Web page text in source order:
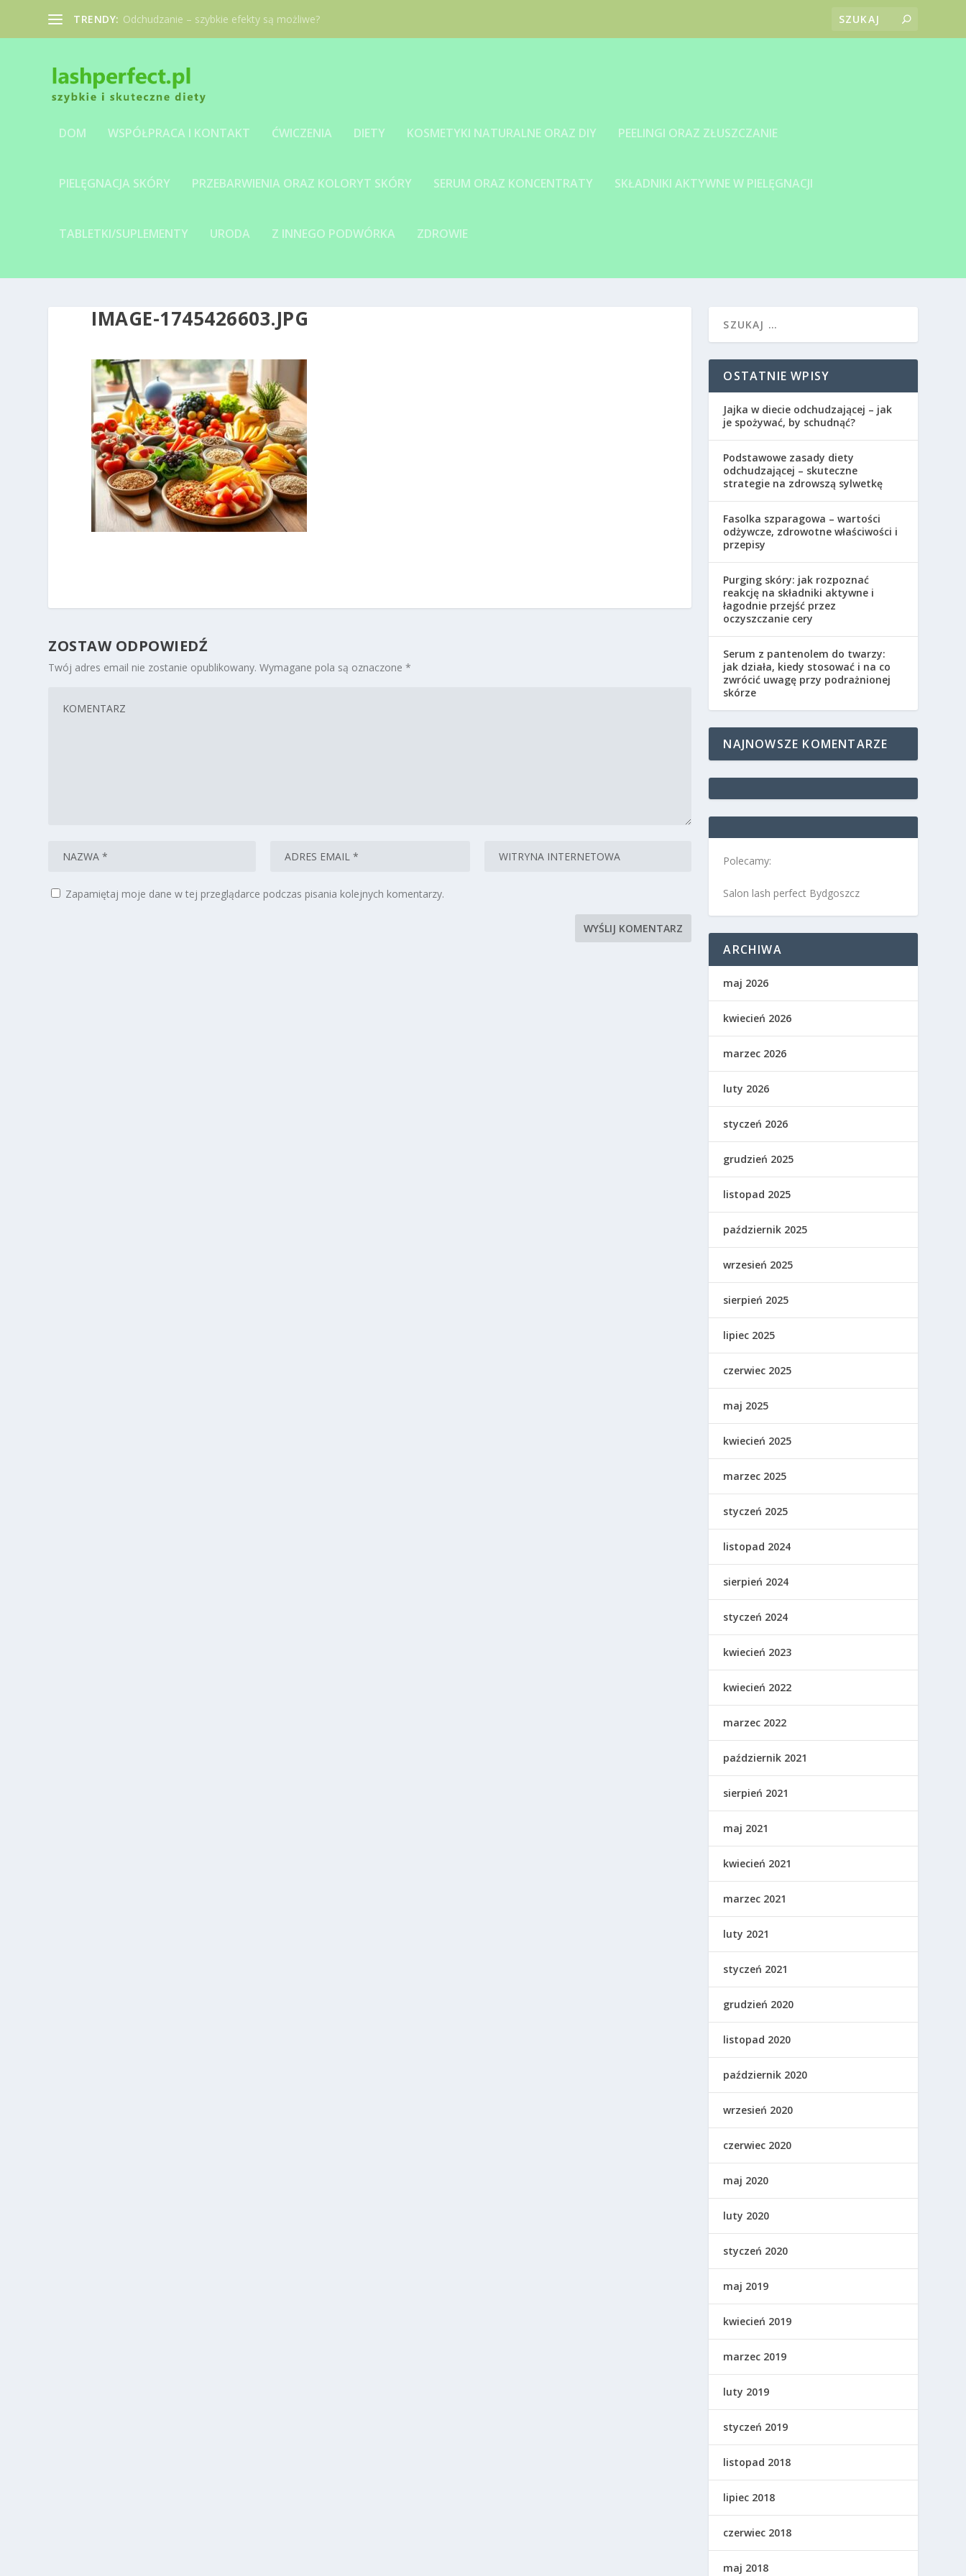
TRENDY: Odchudzanie – szybkie efekty są możliwe?
DOM WSPÓŁPRACA I KONTAKT ĆWICZENIA DIETY KOSMETYKI NATURALNE ORAZ DIY PEELINGI ORAZ ZŁUSZCZANIE
PIELĘGNACJA SKÓRY PRZEBARWIENIA ORAZ KOLORYT SKÓRY SERUM ORAZ KONCENTRATY SKŁADNIKI AKTYWNE W PIELĘGNACJI
TABLETKI/SUPLEMENTY URODA Z INNEGO PODWÓRKA ZDROWIE
IMAGE-1745426603.JPG
ZOSTAW ODPOWIEDŹ
Twój adres email nie zostanie opublikowany. Wymagane pola są oznaczone*
Zapamiętaj moje dane w tej przeglądarce podczas pisania kolejnych komentarzy.
OSTATNIE WPISY
Jajka w diecie odchudzającej – jak
je spożywać, by schudnąć?
Podstawowe zasady diety
odchudzającej – skuteczne
strategie na zdrowszą sylwetkę
Fasolka szparagowa – wartości
odżywcze, zdrowotne właściwości i
przepisy
Purging skóry: jak rozpoznać
reakcję na składniki aktywne i
łagodnie przejść przez
oczyszczanie cery
Serum z pantenolem do twarzy:
jak działa, kiedy stosować i na co
zwrócić uwagę przy podrażnionej
skórze
NAJNOWSZE KOMENTARZE
Polecamy:
Salon lash perfect Bydgoszcz
ARCHIWA
maj 2026
kwiecień 2026
marzec 2026
luty 2026
styczeń 2026
grudzień 2025
listopad 2025
październik 2025
wrzesień 2025
sierpień 2025
lipiec 2025
czerwiec 2025
maj 2025
kwiecień 2025
marzec 2025
styczeń 2025
listopad 2024
sierpień 2024
styczeń 2024
kwiecień 2023
kwiecień 2022
marzec 2022
październik 2021
sierpień 2021
maj 2021
kwiecień 2021
marzec 2021
luty 2021
styczeń 2021
grudzień 2020
listopad 2020
październik 2020
wrzesień 2020
czerwiec 2020
maj 2020
luty 2020
styczeń 2020
maj 2019
kwiecień 2019
marzec 2019
luty 2019
styczeń 2019
listopad 2018
lipiec 2018
czerwiec 2018
maj 2018